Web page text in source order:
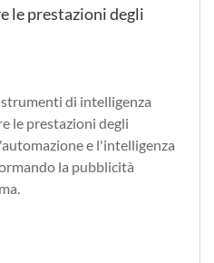
le prestazioni degli
di intelligenza
le prestazioni degli
e l'intelligenza
la pubblicità